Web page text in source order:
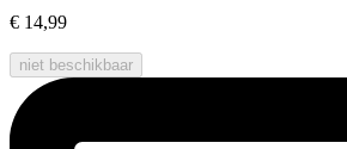
€ 14,99
niet beschikbaar